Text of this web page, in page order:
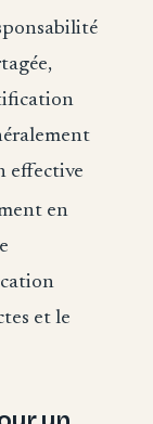
effective
en
et le